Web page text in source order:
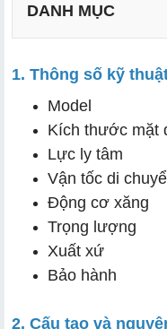
DANH MỤC
a. Cấu tạo
b. Nguyên lý hoạt
a. Kiểm tra máy
1. Thông số kỹ
Model :
Kích thước mặt
Lực ly tâm
Vận tốc di
Động cơ xăng
Trọng
Xuất xứ :
Bảo hành
2. Cấu tạo và